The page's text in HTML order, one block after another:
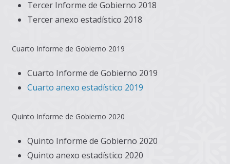
Tercer Informe de Gobierno 2018
Tercer anexo estadístico 2018
Cuarto Informe de Gobierno 2019
Cuarto Informe de Gobierno 2019
Cuarto anexo estadístico 2019
Quinto Informe de Gobierno 2020
Quinto Informe de Gobierno 2020
Quinto anexo estadístico 2020